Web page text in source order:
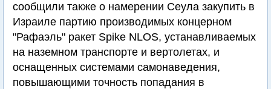
сообщили также о намерении Сеула закупить в
Израиле партию производимых концерном
"Рафаэль" ракет Spike NLOS, устанавливаемых
на наземном транспорте и вертолетах, и
оснащенных системами самонаведения,
повышающими точность попадания в